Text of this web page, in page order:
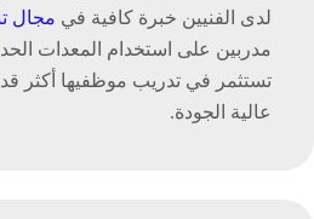
لدى الفنيين خبرة كافية في مجال
مدربين على استخدام المعدات
تستثمر في تدريب موظفيها أكثر
عالية الجودة.